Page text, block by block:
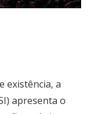
existência, a
apresenta o